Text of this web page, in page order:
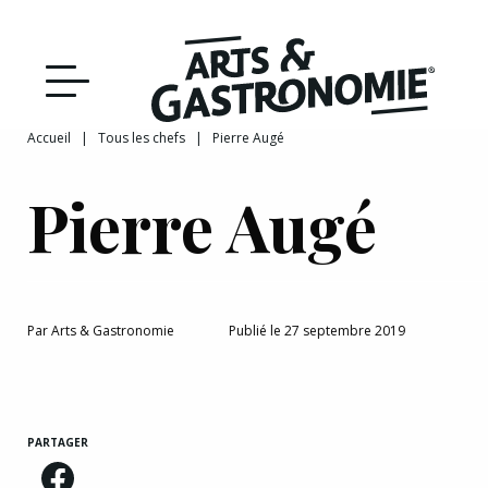
Recettes
Reportages
Actualités
Bourgogne
Accueil | Tous les chefs | Pierre Augé
Pierre Augé
ParArts & Gastronomie Publié le 27 septembre 2019
PARTAGER